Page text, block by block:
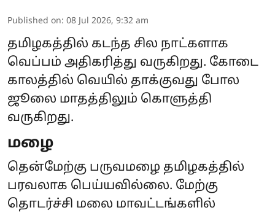
Published on: 08 Jul 2026, 9:32 am
தமிழகத்தில் கடந்த சில நாட்களாக
வெப்பம் அதிகரித்து வருகிறது. கோடை
காலத்தில் வெயில் தாக்குவது போல
ஜூலை மாதத்திலும் கொளுத்தி
வருகிறது.
மழை
தென்மேற்கு பருவமழை தமிழகத்தில்
பரவலாக பெய்யவில்லை. மேற்கு
தொடர்ச்சி மலை மாவட்டங்களில்